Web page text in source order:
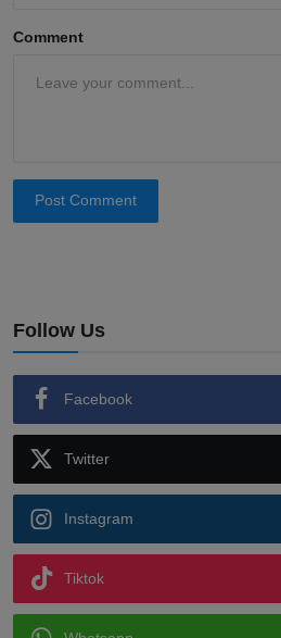
Comment
Post Comment
Follow Us
Facebook
Twitter
Instagram
Tiktok